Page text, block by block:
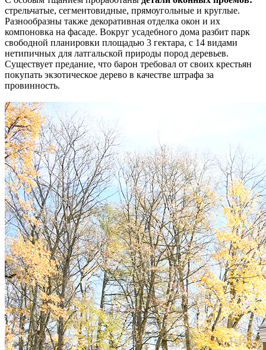
стрельчатые, сегментовидные, прямоугольные и круглые.
Разнообразны также декоративная отделка окон и их
компоновка на фасаде. Вокруг усадебного дома разбит парк
свободной планировки площадью 3 гектара, с 14 видами
нетипичных для латгальской природы пород деревьев.
Существует предание, что барон требовал от своих крестьян
покупать экзотическое дерево в качестве штрафа за
провинность.